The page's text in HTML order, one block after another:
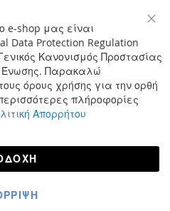
e-shop μας είναι
Data Protection Regulation
Κανονισμός Προστασίας
Ένωσης. Παρακαλώ
όρους χρήσης για την ορθή
πλήροφορίες
Απορρήτου